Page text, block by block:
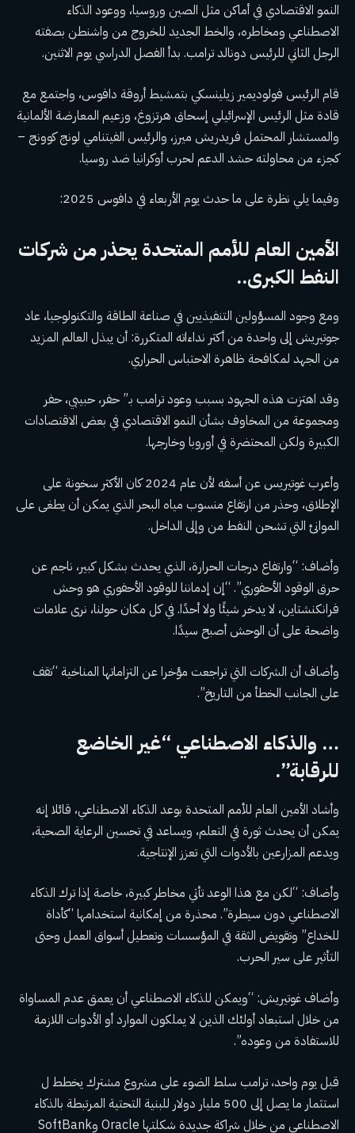
النمو الاقتصادي في أماكن مثل الصين وروسيا، ووعود الذكاء
الاصطناعي ومخاطره، والخط الجديد للخروج من واشنطن بصفته
الرجل الثاني للرئيس دونالد ترامب. بدأ الفصل الدراسي يوم الاثنين.
قام الرئيس فولوديمير زيلينسكي بتمشيط أروقة دافوس، واجتمع مع
قادة مثل الرئيس الإسرائيلي إسحاق هرتزوغ، وزعيم المعارضة الألمانية
والمستشار المحتمل فريدريش ميرز، والرئيس الفيتنامي لونج كوونج –
كجزء من محاولته حشد الدعم لحرب أوكرانيا ضد روسيا.
وفيما يلي نظرة على ما حدث يوم الأربعاء في دافوس 2025:
الأمين العام للأمم المتحدة يحذر من شركات
النفط الكبرى..
ومع وجود المسؤولين التنفيذيين في صناعة الطاقة والتكنولوجيا، عاد
جوتيريش إلى واحدة من أكثر نداءاته المتكررة: أن يبذل العالم المزيد
من الجهد لمكافحة ظاهرة الاحتباس الحراري.
وقد اهتزت هذه الجهود بسبب وعود ترامب بـ” حفر، حبيبي، حفر
ومجموعة من المخاوف بشأن النمو الاقتصادي في بعض الاقتصادات
الكبيرة ولكن المحتضرة في أوروبا وخارجها.
وأعرب غوتيريس عن أسفه لأن عام 2024 كان الأكثر سخونة على
الإطلاق، وحذر من ارتفاع منسوب مياه البحر الذي يمكن أن يطغى على
الموانئ التي تشحن النفط من وإلى الداخل.
وأضاف: “وارتفاع درجات الحرارة، الذي يحدث بشكل كبير، ناجم عن
حرق الوقود الأحفوري”. “إن إدماننا للوقود الأحفوري هو وحش
فرانكنشتاين، لا يدخر شيئًا ولا أحدًا. في كل مكان حولنا، نرى علامات
واضحة على أن الوحش أصبح سيدًا.
وأضاف أن الشركات التي تراجعت مؤخرا عن التزاماتها المناخية “تقف
على الجانب الخطأ من التاريخ”.
… والذكاء الاصطناعي “غير الخاضع
للرقابة”.
وأشاد الأمين العام للأمم المتحدة بوعد الذكاء الاصطناعي، قائلا إنه
يمكن أن يحدث ثورة في التعلم، ويساعد في تحسين الرعاية الصحية،
ويدعم المزارعين بالأدوات التي تعزز الإنتاجية.
وأضاف: “لكن مع هذا الوعد تأتي مخاطر كبيرة، خاصة إذا ترك الذكاء
الاصطناعي دون سيطرة”. محذرة من إمكانية استخدامها “كأداة
للخداع” وتقويض الثقة في المؤسسات وتعطيل أسواق العمل وحتى
التأثير على سير الحرب.
وأضاف غوتيريش: “ويمكن للذكاء الاصطناعي أن يعمق عدم المساواة
من خلال استبعاد أولئك الذين لا يملكون الموارد أو الأدوات اللازمة
للاستفادة من وعوده”.
قبل يوم واحد، ترامب سلط الضوء على مشروع مشترك يخطط ل
استثمار ما يصل إلى 500 مليار دولار
للبنية التحتية المرتبطة بالذكاء
الاصطناعي من خلال شراكة جديدة شكلتها Oracle وSoftBank